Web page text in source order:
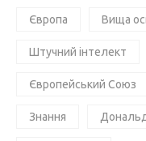
Європа Вища
Штучний інтелект
Європейський Союз
Знання